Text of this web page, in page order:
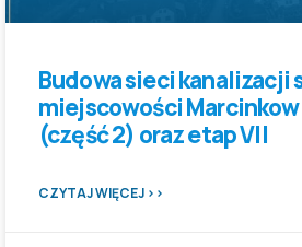
Budowa sieci kanalizacji
miejscowości
(część 2) oraz etap VII
CZYTAJ WIĘCEJ >>